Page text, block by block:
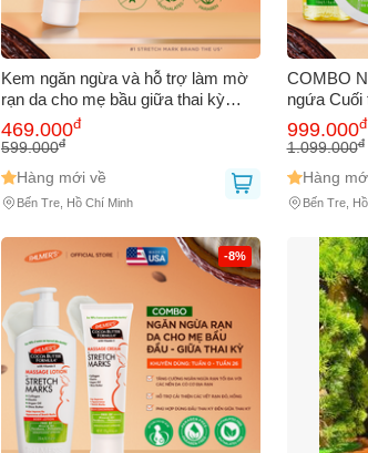
Kem ngăn ngừa và hỗ trợ làm mờ
rạn da cho mẹ bầu giữa thai kỳ
Palmer's 125g 729757
469.000đ
599.000đ
Hàng mới về
Bến Tre, Hồ Chí Minh
COMBO
ngứa Cuối
999.000đ
1.099.000đ
Hàng
Bến Tre,
-8%